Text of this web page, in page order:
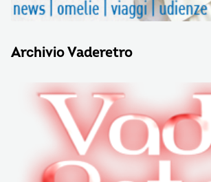
Archivio Vaderetro